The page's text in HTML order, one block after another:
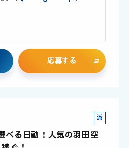
応募する
派
社
べる日勤！人気の羽田空